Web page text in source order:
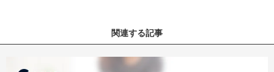
関連する記事